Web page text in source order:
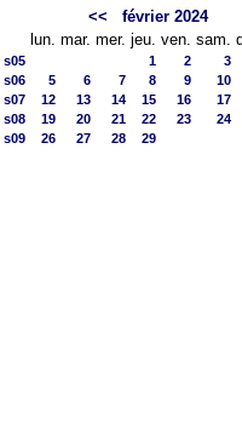
<<
février 2024
lun. mar. mer. jeu. ven. sam.
s05 1 2
3
s06
5 6 7 8 9
10
s07
12 13 14 15 16
17
s08
19 20 21 22 23
24
s09
26 27 28 29